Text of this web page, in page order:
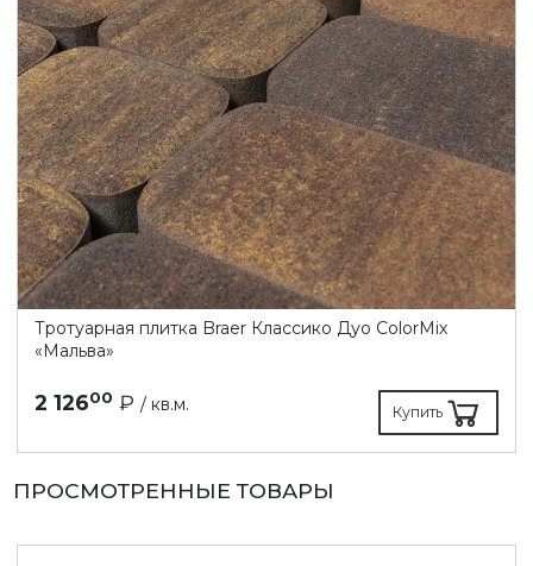
Тротуарная плитка Braer Классико Дуо ColorMix
«Мальва»
2 12600 ₽ / кв.м. Купить
ПРОСМОТРЕННЫЕ ТОВАРЫ